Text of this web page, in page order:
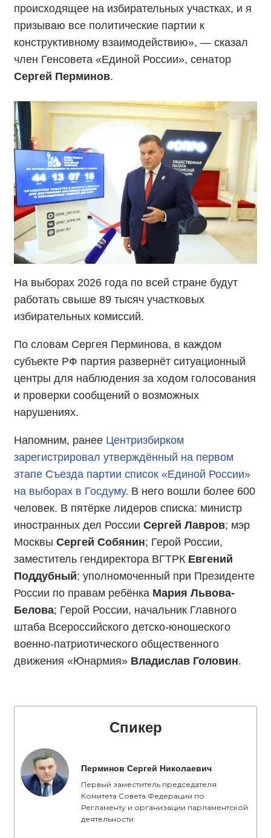
происходящее на избирательных участках, и я
призываю все политические партии к
конструктивному взаимодействию», — сказал
член Генсовета «Единой России», сенатор
Сергей Перминов.
На выборах 2026 года по всей стране будут
работать свыше 89 тысяч участковых
избирательных комиссий.
По словам Сергея Перминова, в каждом
субъекте РФ партия развернёт ситуационный
центры для наблюдения за ходом голосования
и проверки сообщений о возможных
нарушениях.
Напомним, ранее Центризбирком
зарегистрировал утверждённый на первом
этапе Съезда партии список «Единой России»
на выборах в Госдуму. В него вошли более 600
человек. В пятёрке лидеров списка: министр
иностранных дел России Сергей Лавров; мэр
Москвы Сергей Собянин; Герой России,
заместитель гендиректора ВГТРК Евгений
Поддубный; уполномоченный при Президенте
России по правам ребёнка Мария Львова-
Белова; Герой России, начальник Главного
штаба Всероссийского детско-юношеского
военно-патриотического общественного
движения «Юнармия» Владислав Головин.
Спикер
Перминов Сергей Николаевич
Первый заместитель председателя
Комитета Совета Федерации по
Регламенту и организации парламентской
деятельности